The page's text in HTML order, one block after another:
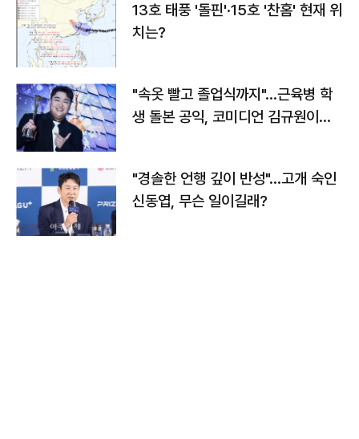
13호 태풍 '돌핀'·15호 '찬홈' 현재 위
치는?
"속옷 빨고 졸업식까지"…근육병 학
생 돌본 공익, 코미디언 김규원이었
"경솔한 언행 깊이 반성"…고개 숙인
신동엽, 무슨 일이길래?